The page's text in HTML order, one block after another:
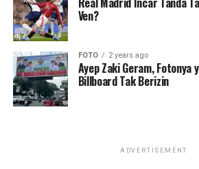
Ven?
FOTO 2 years ago
Ayep Zaki Geram, Fotonya
Billboard Tak Berizin
ADVERTISEMENT